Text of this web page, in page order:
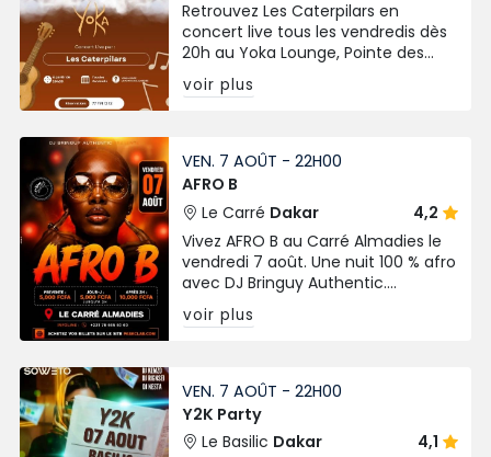
Retrouvez Les Caterpilars en
concert live tous les vendredis dès
20h au Yoka Lounge, Pointe des
Almadies. Ambiance live, bonne
musique et vibes garanties !
voir plus
VEN. 7 AOÛT - 22H00
AFRO B
Le Carré Dakar
4,2
Vivez AFRO B au Carré Almadies le
vendredi 7 août. Une nuit 100 % afro
avec DJ Bringuy Authentic.
Prévente à 5 000 FCFA, billets
disponibles sur Paskclab.
voir plus
VEN. 7 AOÛT - 22H00
Y2K Party
Le Basilic Dakar
4,1